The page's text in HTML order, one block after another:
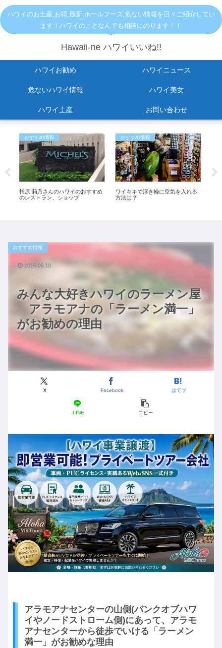
ハワイのお土産,お得,最新,ホールフーズ,危ない情報を日々ご紹介してい
ます！ハワイのことなんでも相談にのります！！
Hawaii-ne ハワイいいね!!
ハワイお勧め ハワイニュース
危ないハワイ情報 ハワイ美女
ハワイ土産 お問い合わせ
おすすめ情報
指原 莉乃さんのハワイのおすすめ
のレストラン、ショップ
おすすめ情報
ワイキキで浮き輪に空気を入れる
方法は？
みんな大好きハワイのラーメン屋
アラモアナの「ラーメン満一」
がお勧めの理由
おすすめ情報
X Facebook はてブ
LINE コピー
2016.06.10
アラモアナセンターの山側(バンクオブハワ
イやノードストローム側)にあって、アラモ
アナセンターから徒歩でいける「ラーメン
満一」がお勧めな理由